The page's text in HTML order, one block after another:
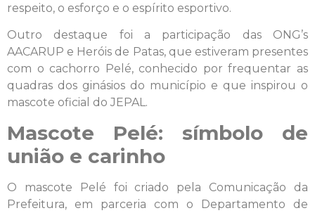
respeito, o esforço e o espírito esportivo.
Outro destaque foi a participação das ONG’s
AACARUP e Heróis de Patas, que estiveram presentes
com o cachorro Pelé, conhecido por frequentar as
quadras dos ginásios do município e que inspirou o
mascote oficial do JEPAL.
Mascote Pelé: símbolo de
união e carinho
O mascote Pelé foi criado pela Comunicação da
Prefeitura, em parceria com o Departamento de